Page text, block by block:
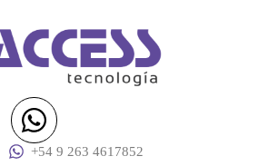
+54 9 263 4617852